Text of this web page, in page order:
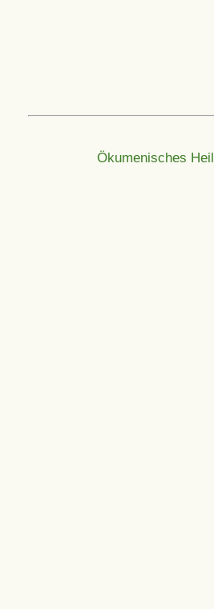
Ökumenisches